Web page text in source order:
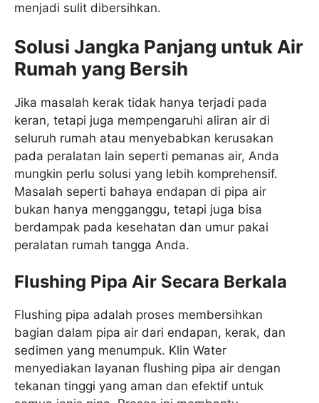
menjadi sulit dibersihkan.
Solusi Jangka Panjang untuk Air
Rumah yang Bersih
Jika masalah kerak tidak hanya terjadi pada
keran, tetapi juga mempengaruhi aliran air di
seluruh rumah atau menyebabkan kerusakan
pada peralatan lain seperti pemanas air, Anda
mungkin perlu solusi yang lebih komprehensif.
Masalah seperti bahaya endapan di pipa air
bukan hanya mengganggu, tetapi juga bisa
berdampak pada kesehatan dan umur pakai
peralatan rumah tangga Anda.
Flushing Pipa Air Secara Berkala
Flushing pipa adalah proses membersihkan
bagian dalam pipa air dari endapan, kerak, dan
sedimen yang menumpuk. Klin Water
menyediakan layanan flushing pipa air dengan
tekanan tinggi yang aman dan efektif untuk